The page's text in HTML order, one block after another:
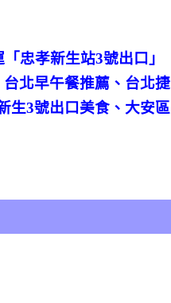
忠孝新生站3號出口」
北早午餐推薦、台北捷
生3號出口美食、大安區